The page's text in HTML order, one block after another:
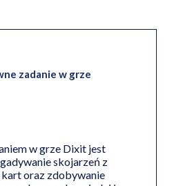
zadanie w grze
w grze Dixit jest
skojarzeń z
oraz zdobywanie